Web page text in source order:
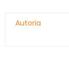
Autoria